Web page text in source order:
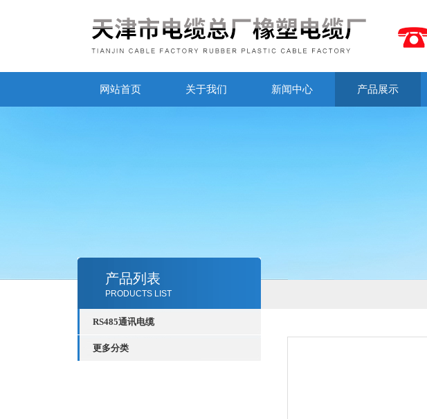
网站首页 关于我们 新闻中心 产品展示
产品列表
PRODUCTS LIST
RS485通讯电缆
更多分类